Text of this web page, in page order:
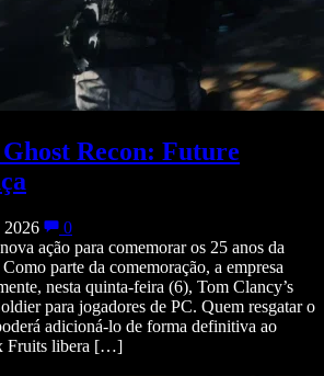
Recon: Future
2026
0
ação para comemorar os 25 anos da
parte da comemoração, a empresa
nesta quinta-feira (6), Tom Clancy’s
para jogadores de PC. Quem resgatar o
adicioná-lo de forma definitiva ao
Fruits libera […]